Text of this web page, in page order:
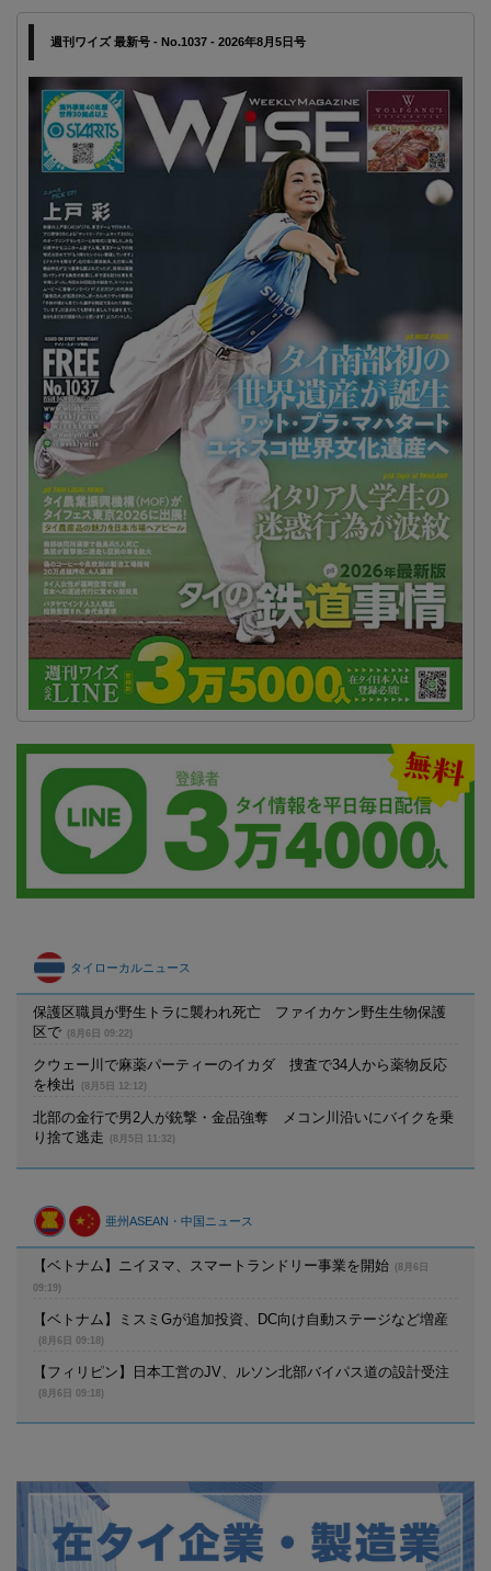
週刊ワイズ 最新号 - No.1037 - 2026年8月5日号
タイローカルニュース
保護区職員が野生トラに襲われ死亡 ファイカケン野生生物保護
区で
(8月6日 09:22)
クウェー川で麻薬パーティーのイカダ 捜査で34人から薬物反応
を検出
(8月5日 12:12)
北部の金行で男2人が銃撃・金品強奪 メコン川沿いにバイクを乗
り捨て逃走
(8月5日 11:32)
亜州ASEAN・中国ニュース
【ベトナム】ニイヌマ、スマートランドリー事業を開始
(8月6日
09:19)
【ベトナム】ミスミGが追加投資、DC向け自動ステージなど増産
(8月6日 09:18)
【フィリピン】日本工営のJV、ルソン北部バイパス道の設計受注
(8月6日 09:18)